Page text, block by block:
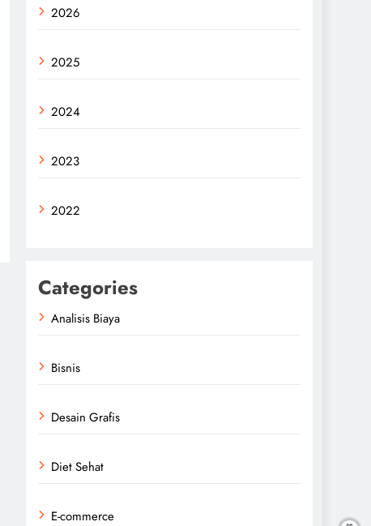
2026
2025
2024
2023
2022
Categories
Analisis Biaya
Bisnis
Desain Grafis
Diet Sehat
E-commerce